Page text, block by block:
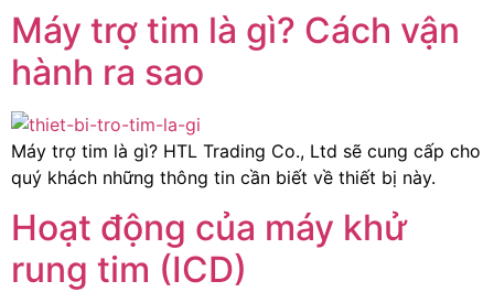
Máy trợ tim là gì? Cách vận
hành ra sao
Máy trợ tim là gì? HTL Trading Co., Ltd sẽ cung cấp cho
quý khách những thông tin cần biết về thiết bị này.
Hoạt động của máy khử
rung tim (ICD)